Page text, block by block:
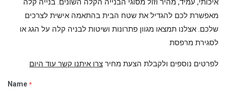
איכותי, עמיד, מהיר וזול מסוגי הבנייה הקלה השונים. בנייה קלה
מאפשרת לכם להגדיל את שטח הבית בהתאמה אישית לצרכים
שלכם. אצלנו תמצאו מגוון פתרונות ושיטות לבניה קלה על הגג או
לסגירת מרפסת
לפרטים נוספים ולקבלת הצעת מחיר צרו איתנו קשר עוד היום
Name *